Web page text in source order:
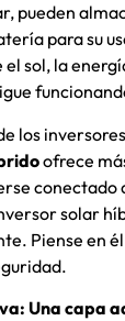
pueden
para su
el sol, la
los
ofrece
conectado
solar
Piense en
Una capa